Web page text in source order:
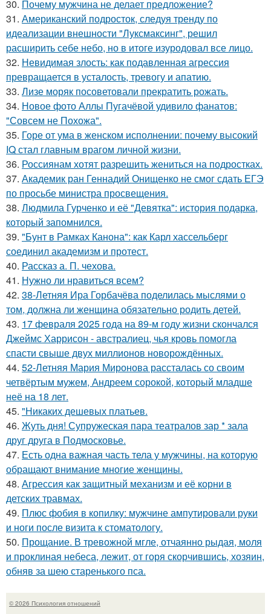
30. Почему мужчина не делает предложение?
31. Американский подросток, следуя тренду по
идеализации внешности "Луксмаксинг", решил
расширить себе небо, но в итоге изуродовал все лицо.
32. Невидимая злость: как подавленная агрессия
превращается в усталость, тревогу и апатию.
33. Лизе моряк посоветовали прекратить рожать.
34. Новое фото Аллы Пугачёвой удивило фанатов:
"Совсем не Похожа".
35. Горе от ума в женском исполнении: почему высокий
IQ стал главным врагом личной жизни.
36. Россиянам хотят разрешить жениться на подростках.
37. Академик ран Геннадий Онищенко не смог сдать ЕГЭ
по просьбе министра просвещения.
38. Людмила Гурченко и её "Девятка": история подарка,
который запомнился.
39. "Бунт в Рамках Канона": как Карл хассельберг
соединил академизм и протест.
40. Рассказ а. П. чехова.
41. Нужно ли нравиться всем?
42. 38-Летняя Ира Горбачёва поделилась мыслями о
том, должна ли женщина обязательно родить детей.
43. 17 февраля 2025 года на 89-м году жизни скончался
Джеймс Харрисон - австралиец, чья кровь помогла
спасти свыше двух миллионов новорождённых.
44. 52-Летняя Мария Миронова рассталась со своим
четвёртым мужем, Андреем сорокой, который младше
неё на 18 лет.
45. "Никаких дешевых платьев.
46. Жуть дня! Супружеская пара театралов зар * зала
друг друга в Подмосковье.
47. Есть одна важная часть тела у мужчины, на которую
обращают внимание многие женщины.
48. Агрессия как защитный механизм и её корни в
детских травмах.
49. Плюс фобия в копилку: мужчине ампутировали руки
и ноги после визита к стоматологу.
50. Прощание. В тревожной мгле, отчаянно рыдая, моля
и проклиная небеса, лежит, от горя скорчившись, хозяин,
обняв за шею старенького пса.
© 2026 Психология отношений